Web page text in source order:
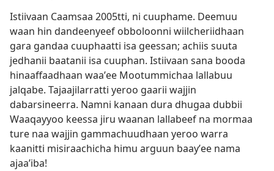
Istiivaan Caamsaa 2005​tti, ni cuuphame. Deemuu
waan hin dandeenyeef obboloonni wiilcheriidhaan
gara gandaa cuuphaatti isa geessan; achiis suuta
jedhanii baatanii isa cuuphan. Istiivaan sana booda
hinaaffaadhaan waaʼee Mootummichaa lallabuu
jalqabe. Tajaajilarratti yeroo gaarii wajjin
dabarsineerra. Namni kanaan dura dhugaa dubbii
Waaqayyoo keessa jiru waanan lallabeef na mormaa
ture naa wajjin gammachuudhaan yeroo warra
kaanitti misiraachicha himu arguun baayʼee nama
ajaaʼiba!